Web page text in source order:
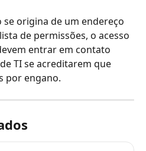
origina de um endereço
de permissões, o acesso
entrar em contato
TI se acreditarem que
por engano.